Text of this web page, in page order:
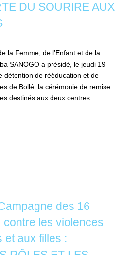
DU SOURIRE AUX
la Femme, de l’Enfant et de la
SANOGO a présidé, le jeudi 19
détention de rééducation et de
de Bollé, la cérémonie de remise
destinés aux deux centres.
des 16
contre les violences
et aux filles :